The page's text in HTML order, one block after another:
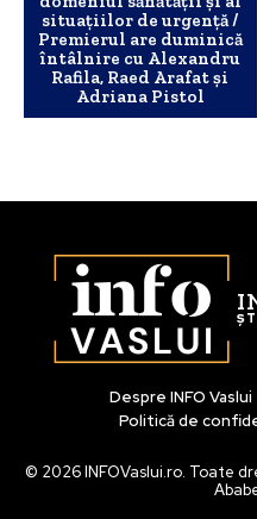
situaţiilor de urgenţă /
Premierul are duminică
întâlnire cu Alexandru
Rafila, Raed Arafat şi
Adriana Pistol
Despre INFO Vaslui
Politică de
© 2026 INFOVaslui.ro. Toate